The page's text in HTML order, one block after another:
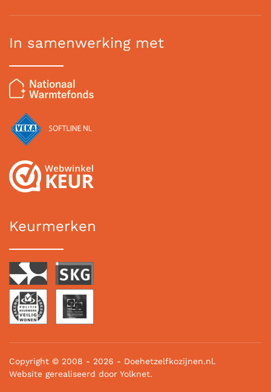
In samenwerking met
Keurmerken
Copyright © 2008 - 2026 - Doehetzelfkozijnen.nl.
Website gerealiseerd door Yolknet.